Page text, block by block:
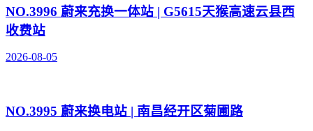
NO.3996 蔚来充换一体站 | G5615天猴高速云县西
收费站
2026-08-05
NO.3995 蔚来换电站 | 南昌经开区菊圃路